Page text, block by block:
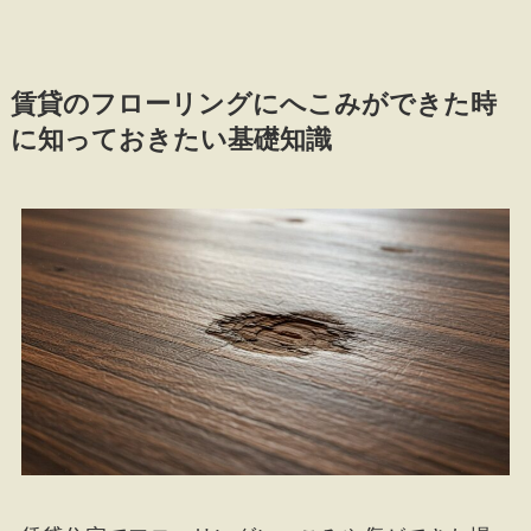
賃貸のフローリングにへこみができた時
に知っておきたい基礎知識